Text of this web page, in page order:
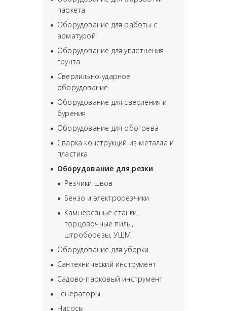
паркета
Оборудование для работы с
арматурой
Оборудование для уплотнения
грунта
Сверлильно-ударное
оборудование
Оборудование для сверления и
бурения
Оборудование для обогрева
Сварка конструкций из металла и
пластика
Оборудование для резки
Резчики швов
Бензо и электрорезчики
Камнерезные станки,
торцовочные пилы,
штроборезы, УШМ
Оборудование для уборки
Сантехнический инструмент
Садово-парковый инструмент
Генераторы
Насосы